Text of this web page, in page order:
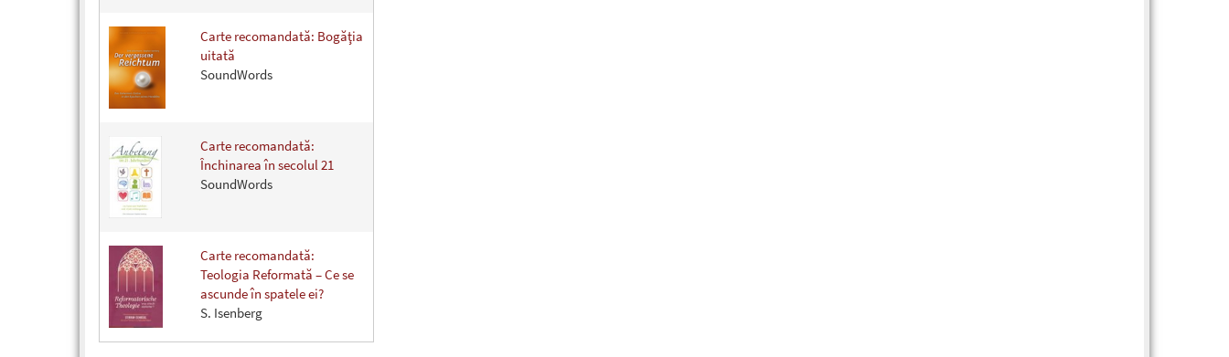
Carte recomandată: Bogăţia
uitată
SoundWords
Carte recomandată:
Închinarea în secolul 21
SoundWords
Carte recomandată:
Teologia Reformată – Ce se
ascunde în spatele ei?
S. Isenberg